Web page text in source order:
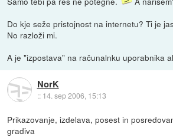
Do kje seže pristojnost na internetu? Ti je
No razloži mi.
A je "izpostava" na računalnku uporabnika
NorK
:: 14. sep 2006, 15:13
Prikazovanje, izdelava, posest in
gradiva